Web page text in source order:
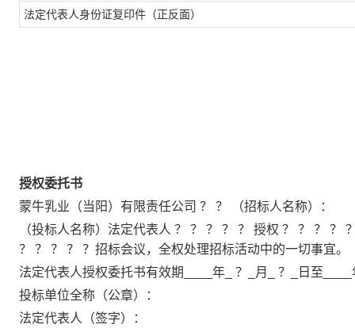
法定代表人身份证复印件（正反面）
授权委托书
蒙牛乳业（当阳）有限责任公司 ？ ？ （招标人名称）：
（投标人名称）法定代表人 ？ ？ ？ ？ ？ 授权 ？ ？ ？
？ ？ ？ ？ ？招标会议，全权处理招标活动中的一切事宜。
法定代表人授权委托书有效期____年_ ？_月_ ？_日至
投标单位全称（公章）：
法定代表人（签字）：